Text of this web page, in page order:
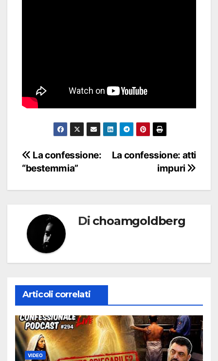
Navigazione
articoli
La confessione: atti
impuri
La confessione:
“bestemmia”
Di choamgoldberg
Articoli correlati
VIDEO